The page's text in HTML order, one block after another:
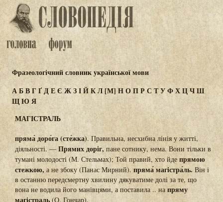
Фразеологічний словник української мови
АБВГҐДЕЄ ЖЗІЙКЛ[М] НОПР С ТУФХЦЧШ
ЩЮ Я
МАГІСТРАЛЬ
пряма́ доро́га (сте́жка). Правильна, несхибна лінія у житті,
діяльності. — Прямих доріг, пане сотнику, нема. Вони тільки в
тумані молодості (М. Стельмах); Той правий, хто йде прямою
стежкою, а не збоку (Панас Мирний).пряма́ магістра́ль. Він і
в останню передсмертну хвилину дякуватиме долі за те, що
вона не водила його манівцями, а поставила .. на пряму
магістраль(О. Гончар).